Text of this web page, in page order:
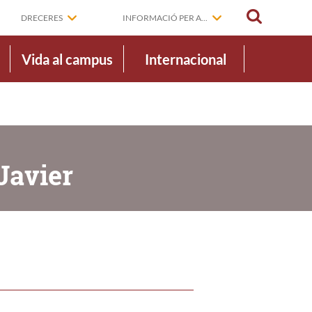
DRECERES INFORMACIÓ PER A...
Vida al campus Internacional